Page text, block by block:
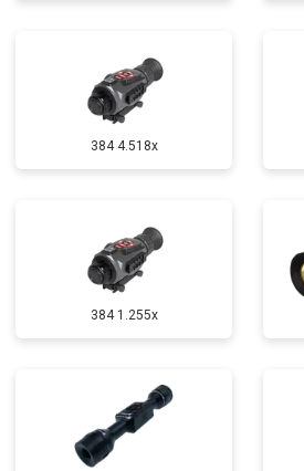
384 4.518x
384 1.255х